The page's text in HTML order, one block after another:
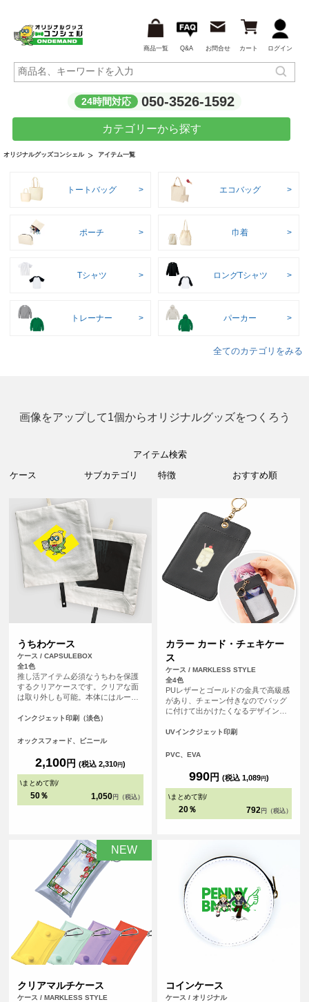
商品一覧 Q&A お問合せ カート ログイン
24時間対応 050-3526-1592
カテゴリーから探す
オリジナルグッズコンシェル アイテム一覧
トートバッグ エコバッグ
ポーチ 巾着
Tシャツ ロングTシャツ
トレーナー パーカー
全てのカテゴリをみる
画像をアップして1個からオリジナルグッズをつくろう
アイテム検索
うちわケース
ケース / CAPSULEBOX
全1色
推し活アイテム必須なうちわを保護
するクリアケースです。クリアな面
は取り外しも可能。本体にはループ
っておくこともできちゃいます。う
に！
インクジェット印刷（淡色）
オックスフォード、ビニール
2,100円 (税込 2,310円)
\まとめて割/
50％ 1,050 円（税込）
カラー カード・チェキケー
ス
ケース / MARKLESS STYLE
全4色
PUレザーとゴールドの金具で高級感
があり、チェーン付きなのでバッグ
に付けて出かけたくなるデザインで
で推し活を楽しもう。表面はクリア
て、裏面にオリジナルデザインをプ
UVインクジェット印刷
PVC、EVA
990円 (税込 1,089円)
\まとめて割/
20％ 792 円（税込）
NEW
クリアマルチケース
ケース / MARKLESS STYLE
コインケース
ケース / オリジナル